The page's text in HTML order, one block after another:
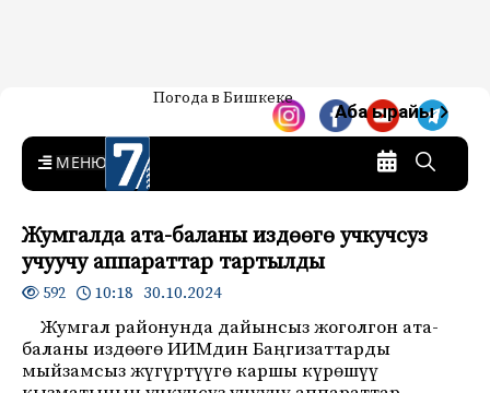
7-канал. Жаңылыктар —
Кыргызстан
Жаңылыктар — Кыргызстан
Погода в Бишкеке
Аба ырайы
MENU
Жумгалда ата-баланы издөөгө учкучсуз
учуучу аппараттар тартылды
592 10:18 30.10.2024
Жумгал районунда дайынсыз жоголгон ата-
баланы издөөгө ИИМдин Баңгизаттарды
мыйзамсыз жүгүртүүгө каршы күрөшүү